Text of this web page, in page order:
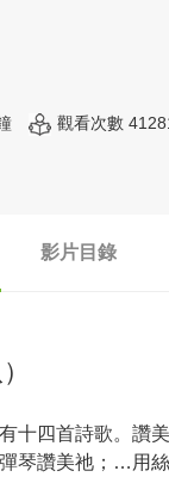
觀看次數
影片目錄
十四首詩歌。讚
琴讚美祂；…用